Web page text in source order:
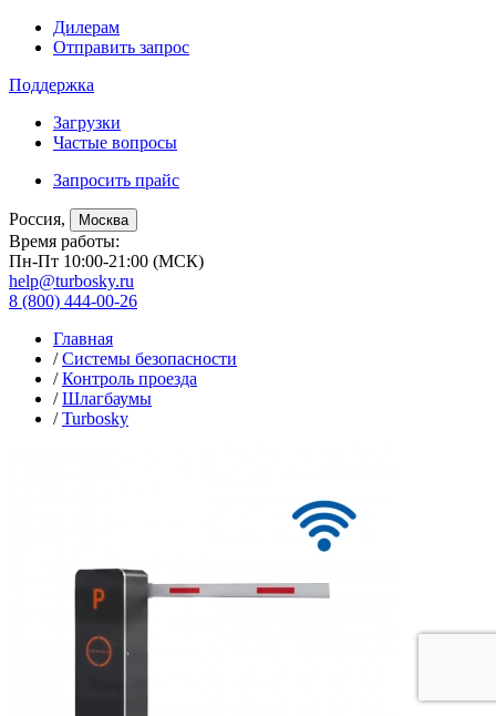
Дилерам
Отправить запрос
Поддержка
Загрузки
Частые вопросы
Запросить прайс
Россия, Москва
Время работы:
Пн-Пт 10:00-21:00 (МСК)
help@turbosky.ru
8 (800) 444-00-26
Главная
/Системы безопасности
/Контроль проезда
/Шлагбаумы
/Turbosky